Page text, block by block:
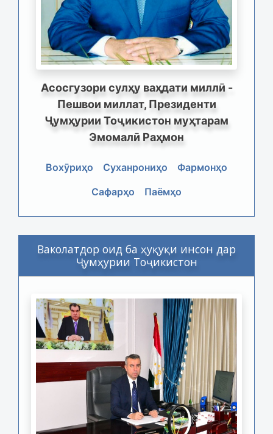
Асосгузори сулҳу ваҳдати миллӣ -
Пешвои миллат, Президенти
Ҷумҳурии Тоҷикистон муҳтарам
Эмомалӣ Раҳмон
Вохӯриҳо Суханрониҳо
Фармонҳо
Сафарҳо
Паёмҳо
Ваколатдор оид ба ҳуқуқи инсон дар
Ҷумҳурии Тоҷикистон